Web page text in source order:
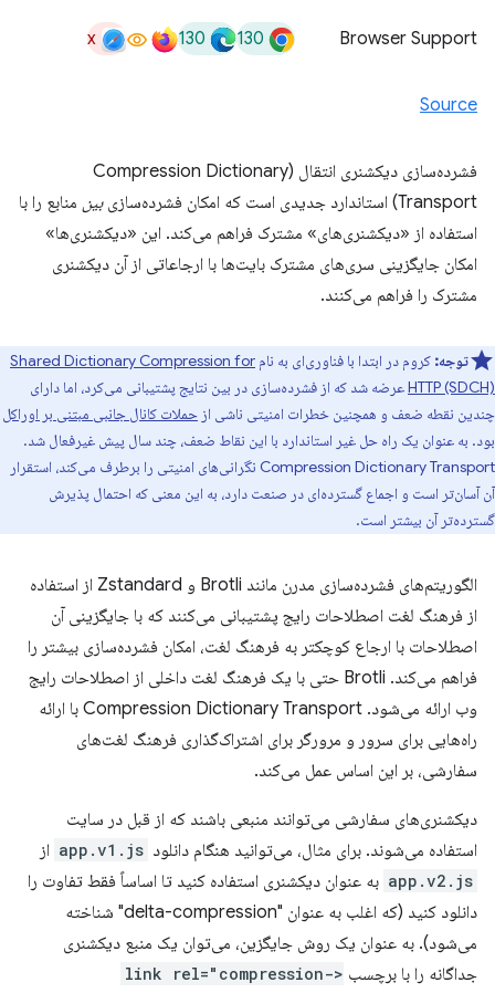
Browser Support
130
130
x
Source
فشرده‌سازی دیکشنری انتقال (Compression Dictionary
Transport) استاندارد جدیدی است که امکان فشرده‌سازی
بین منابع را با
استفاده از «دیکشنری‌های» مشترک فراهم می‌کند. این «دیکشنری‌ها»
امکان جایگزینی سری‌های مشترک بایت‌ها با ارجاعاتی از آن دیکشنری
مشترک را فراهم می‌کنند.
توجه: کروم در ابتدا با فناوری‌ای به نام Shared Dictionary Compression for
HTTP (SDCH)عرضه شد که از فشرده‌سازی در بین نتایج پشتیبانی می‌کرد، اما دارای
چندین نقطه ضعف و همچنین خطرات امنیتی ناشی از حملات کانال جانبی مبتنی بر اوراکل
بود. به عنوان یک راه حل غیر استاندارد با این نقاط ضعف، چند سال پیش غیرفعال شد.
Compression Dictionary Transport نگرانی‌های امنیتی را برطرف می‌کند، استقرار
آن آسان‌تر است و اجماع گسترده‌ای در صنعت دارد، به این معنی که احتمال پذیرش
گسترده‌تر آن بیشتر است.
الگوریتم‌های فشرده‌سازی مدرن مانند Brotli و Zstandard از استفاده
از فرهنگ لغت اصطلاحات رایج پشتیبانی می‌کنند که با جایگزینی آن
اصطلاحات با ارجاع کوچکتر به فرهنگ لغت، امکان فشرده‌سازی بیشتر را
فراهم می‌کند. Brotli حتی با یک فرهنگ لغت داخلی از اصطلاحات رایج
وب ارائه می‌شود. Compression Dictionary Transport با ارائه
راه‌هایی برای سرور و مرورگر برای اشتراک‌گذاری فرهنگ لغت‌های
سفارشی، بر این اساس عمل می‌کند.
دیکشنری‌های سفارشی می‌توانند منبعی باشند که از قبل در سایت
استفاده می‌شوند. برای مثال، می‌توانید هنگام دانلود app.v1.js از
app.v2.js به عنوان دیکشنری استفاده کنید تا اساساً فقط تفاوت را
دانلود کنید (که اغلب به عنوان "delta-compression" شناخته
می‌شود). به عنوان یک روش جایگزین، می‌توان یک منبع دیکشنری
جداگانه را با برچسب
<link rel="compression-